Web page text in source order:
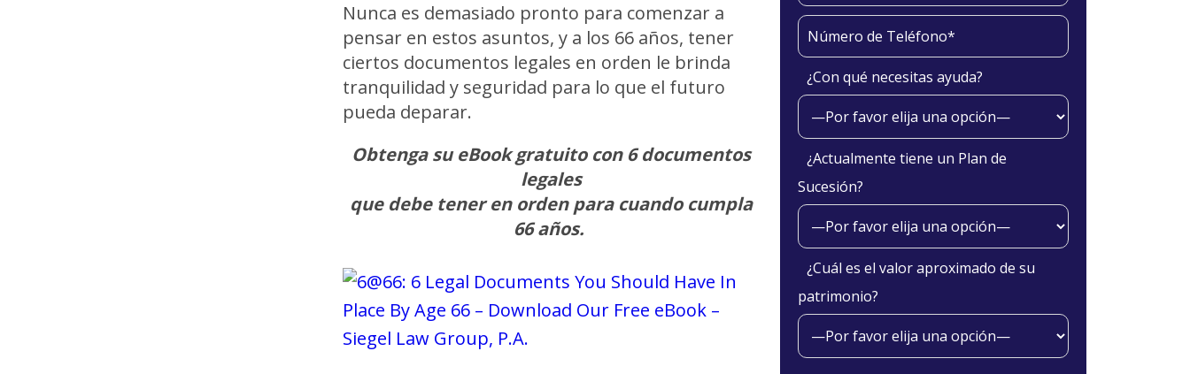
Nunca es demasiado pronto para comenzar a
pensar en estos asuntos, y a los 66 años, tener
ciertos documentos legales en orden le brinda
tranquilidad y seguridad para lo que el futuro
pueda deparar.
Obtenga su eBook gratuito con 6 documentos
legales
que debe tener en orden para cuando cumpla
66 años.
¿Con qué necesitas ayuda?
¿Actualmente tiene un Plan de
Sucesión?
¿Cuál es el valor aproximado de su
patrimonio?